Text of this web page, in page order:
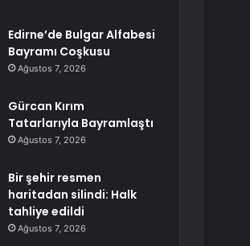
Edirne’de Bulgar Alfabesi
Bayramı Coşkusu
Ağustos 7, 2026
Gürcan Kırım
Tatarlarıyla Bayramlaştı
Ağustos 7, 2026
Bir şehir resmen
haritadan silindi: Halk
tahliye edildi
Ağustos 7, 2026